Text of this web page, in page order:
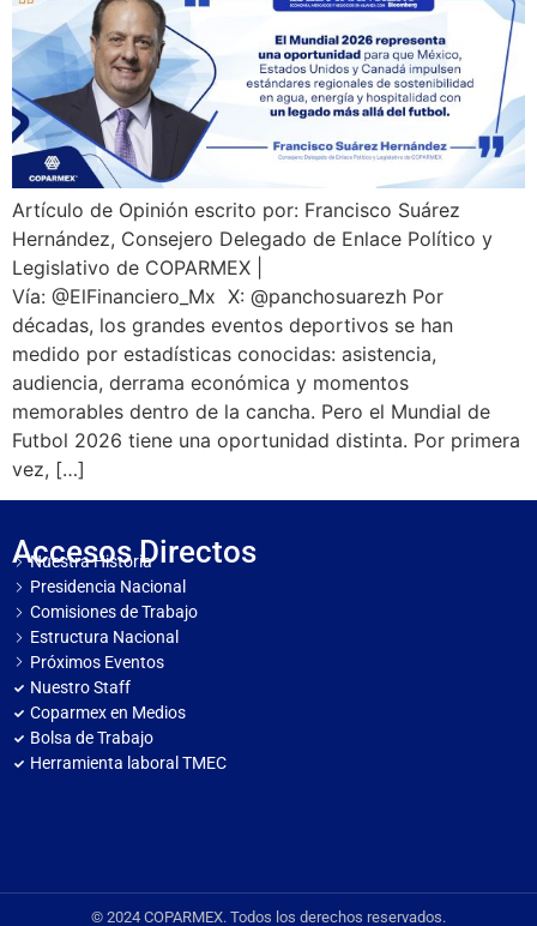
Artículo de Opinión escrito por: Francisco Suárez
Hernández, Consejero Delegado de Enlace Político y
Legislativo de COPARMEX |
Vía: @ElFinanciero_Mx X: @panchosuarezh Por
décadas, los grandes eventos deportivos se han
medido por estadísticas conocidas: asistencia,
audiencia, derrama económica y momentos
memorables dentro de la cancha. Pero el Mundial de
Futbol 2026 tiene una oportunidad distinta. Por primera
vez, […]
Accesos Directos
Nuestra Historia
Presidencia Nacional
Comisiones de Trabajo
Estructura Nacional
Próximos Eventos
Nuestro Staff
Coparmex en Medios
Bolsa de Trabajo
Herramienta laboral TMEC
© 2024 COPARMEX. Todos los derechos reservados.